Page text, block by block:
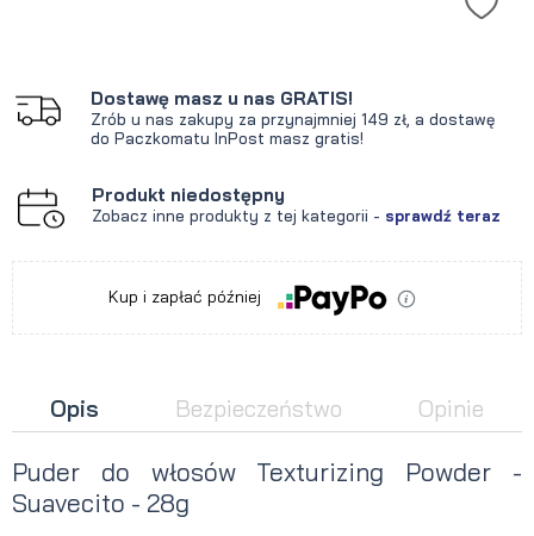
Dostawę masz u nas GRATIS!
Zrób u nas zakupy za przynajmniej 149 zł, a dostawę
do Paczkomatu InPost masz gratis!
Produkt niedostępny
Zobacz inne produkty z tej kategorii - sprawdź teraz
Kup i zapłać później
Opis Bezpieczeństwo Opinie
Puder do włosów Texturizing Powder -
Suavecito - 28g